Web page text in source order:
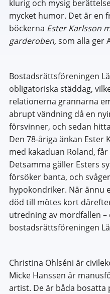
klurig och mysig
mycket humor. Det är en
böckerna Ester Karlsson
garderoben,som alla ger
Bostadsrättsföreningen
obligatoriska städdag,
relationerna grannarna
abrupt vändning då en
försvinner, och sedan
Den 78-åriga änkan Ester
med kakaduan Roland,
Detsamma gäller Esters
försöker banta, och
hypokondriker. När ännu
död till mötes kort
utredning av mordfallen
bostadsrättsföreningen
Christina Ohlséni är
Micke Hanssen är
artist. De är båda bosatta